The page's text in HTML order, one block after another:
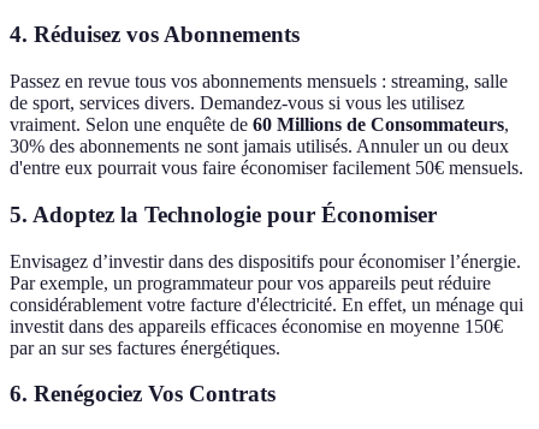
4. Réduisez vos Abonnements
Passez en revue tous vos abonnements mensuels : streaming, salle
de sport, services divers. Demandez-vous si vous les utilisez
vraiment. Selon une enquête de 60 Millions de Consommateurs,
30% des abonnements ne sont jamais utilisés. Annuler un ou deux
d'entre eux pourrait vous faire économiser facilement 50€ mensuels.
5. Adoptez la Technologie pour Économiser
Envisagez d’investir dans des dispositifs pour économiser l’énergie.
Par exemple, un programmateur pour vos appareils peut réduire
considérablement votre facture d'électricité. En effet, un ménage qui
investit dans des appareils efficaces économise en moyenne 150€
par an sur ses factures énergétiques.
6. Renégociez Vos Contrats